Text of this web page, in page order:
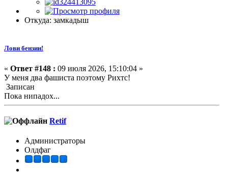
Откуда: замкадыш
Лови бензин!
« Ответ #148 : 09 июля 2026, 15:10:04 »
У меня два фашиста поэтому Рихтс!
Записан
Пока нипадох...
Retif
Администраторы
Олдфаг